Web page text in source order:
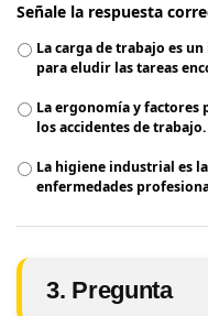
Señale la respuesta
La carga de trabajo es
para eludir las tareas
La ergonomía y factores
los accidentes de trabajo.
La higiene industrial es
enfermedades
3. Pregunta